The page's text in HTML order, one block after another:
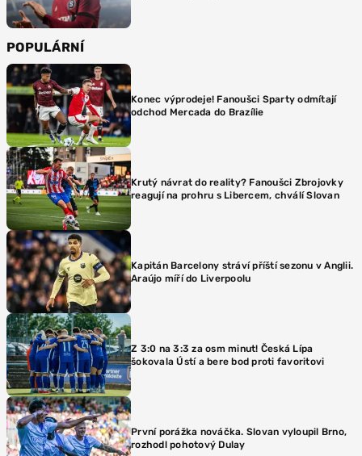
POPULÁRNÍ
Konec výprodeje! Fanoušci Sparty odmítají
odchod Mercada do Brazílie
Krutý návrat do reality? Fanoušci Zbrojovky
reagují na prohru s Libercem, chválí Slovan
Kapitán Barcelony stráví příští sezonu v Anglii.
Araújo míří do Liverpoolu
Z 3:0 na 3:3 za osm minut! Česká Lípa
šokovala Ústí a bere bod proti favoritovi
První porážka nováčka. Slovan vyloupil Brno,
rozhodl pohotový Dulay